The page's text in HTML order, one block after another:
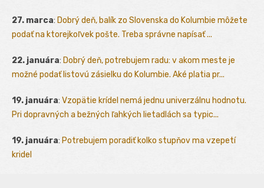
27. marca: Dobrý deň, balík zo Slovenska do Kolumbie môžete
podať na ktorejkoľvek pošte. Treba správne napísať ...
22. januára: Dobrý deň, potrebujem radu: v akom meste je
možné podať listovú zásielku do Kolumbie. Aké platia pr...
19. januára: Vzopätie krídel nemá jednu univerzálnu hodnotu.
Pri dopravných a bežných ľahkých lietadlách sa typic...
19. januára: Potrebujem poradiť kolko stupňov ma vzepetí
kridel